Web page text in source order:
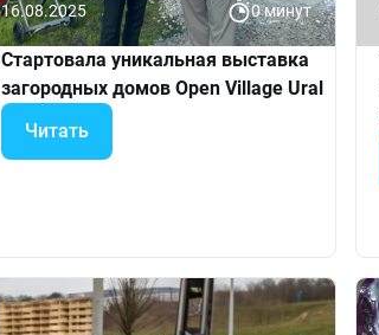
16.08.2025
Стартовала уникальная выставка
загородных домов Open Village Ural
Читать
0 минут